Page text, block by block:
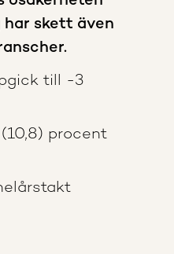
skett även
till -3
procent